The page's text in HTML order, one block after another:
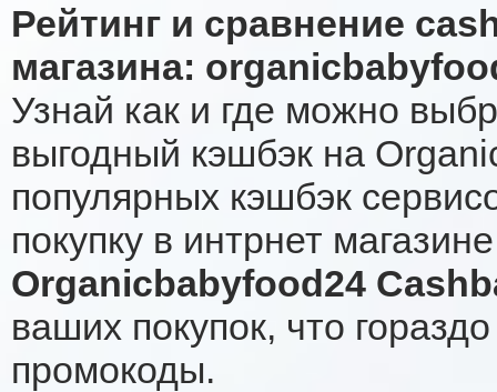
Рейтинг и сравнение
магазина:
Узнай как и где можно
выгодный кэшбэк на
популярных кэшбэк
покупку в интрнет
Organicbabyfood24
ваших покупок, что
промокоды.